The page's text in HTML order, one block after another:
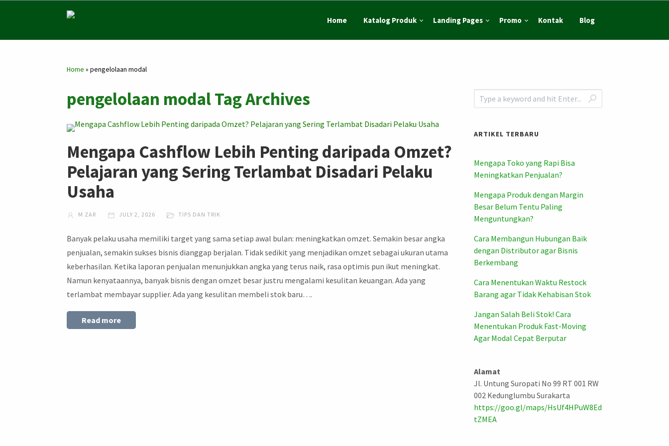
Home Katalog Produk Landing Pages Promo Kontak Blog
Home »pengelolaan modal
pengelolaan modal Tag Archives
Mengapa Cashflow Lebih Penting daripada Omzet?
Pelajaran yang Sering Terlambat Disadari Pelaku
Usaha
M ZAR JULY 2, 2026 TIPS DAN TRIK
Banyak pelaku usaha memiliki target yang sama setiap awal bulan: meningkatkan omzet. Semakin besar angka
penjualan, semakin sukses bisnis dianggap berjalan. Tidak sedikit yang menjadikan omzet sebagai ukuran utama
keberhasilan. Ketika laporan penjualan menunjukkan angka yang terus naik, rasa optimis pun ikut meningkat.
Namun kenyataannya, banyak bisnis dengan omzet besar justru mengalami kesulitan keuangan. Ada yang
terlambat membayar supplier. Ada yang kesulitan membeli stok baru….
Read more
ARTIKEL TERBARU
Mengapa Toko yang Rapi Bisa
Meningkatkan Penjualan?
Mengapa Produk dengan Margin
Besar Belum Tentu Paling
Menguntungkan?
Cara Membangun Hubungan Baik
dengan Distributor agar Bisnis
Berkembang
Cara Menentukan Waktu Restock
Barang agar Tidak Kehabisan Stok
Jangan Salah Beli Stok! Cara
Menentukan Produk Fast-Moving
Agar Modal Cepat Berputar
Alamat
Jl. Untung Suropati No 99 RT 001 RW
002 Kedunglumbu Surakarta
https://goo.gl/maps/HsUf4HPuW8Ed
tZMEA